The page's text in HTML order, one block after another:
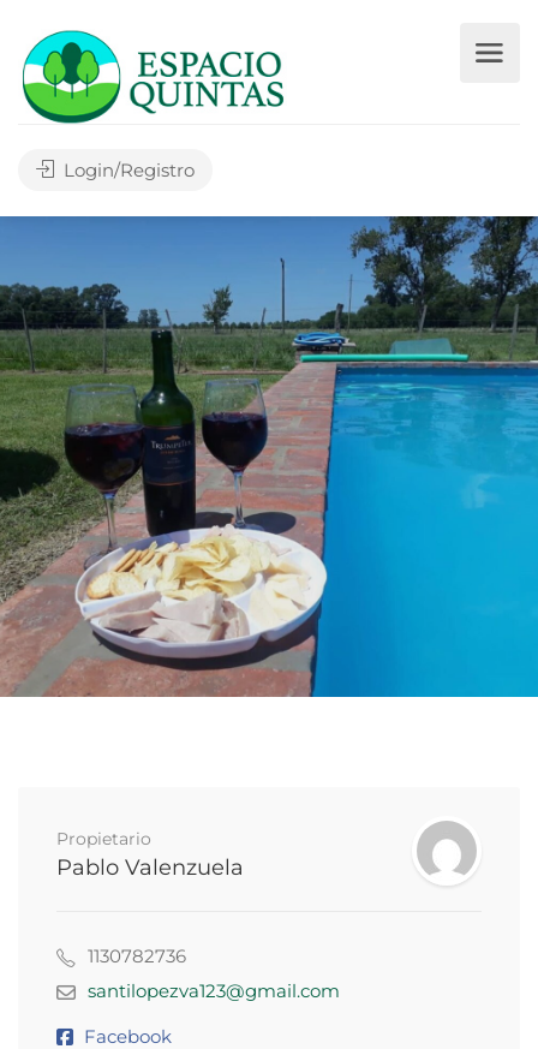
Login/Registro
Propietario
Pablo Valenzuela
1130782736
santilopezva123@gmail.com
Facebook